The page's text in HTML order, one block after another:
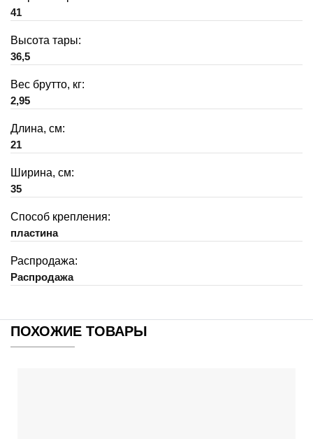
41
Высота тары:
36,5
Вес брутто, кг:
2,95
Длина, см:
21
Ширина, см:
35
Способ крепления:
пластина
Распродажа:
Распродажа
ПОХОЖИЕ ТОВАРЫ